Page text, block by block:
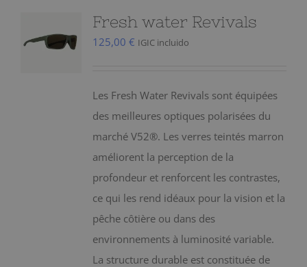
Les
être
choisies
sur
la
page
du
produit
Fresh water Revivals
125,00 € IGIC incluido
Les Fresh Water Revivals sont équipées
des meilleures optiques polarisées du
marché V52®. Les verres teintés marron
améliorent la perception de la
profondeur et renforcent les contrastes,
ce qui les rend idéaux pour la vision et la
pêche côtière ou dans des
environnements à luminosité variable.
La structure durable est constituée de